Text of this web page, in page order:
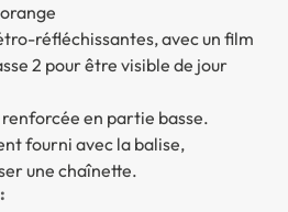
réfléchissantes, avec un film
2 pour être visible de jour
en partie basse.
fourni avec la balise,
une chaînette.